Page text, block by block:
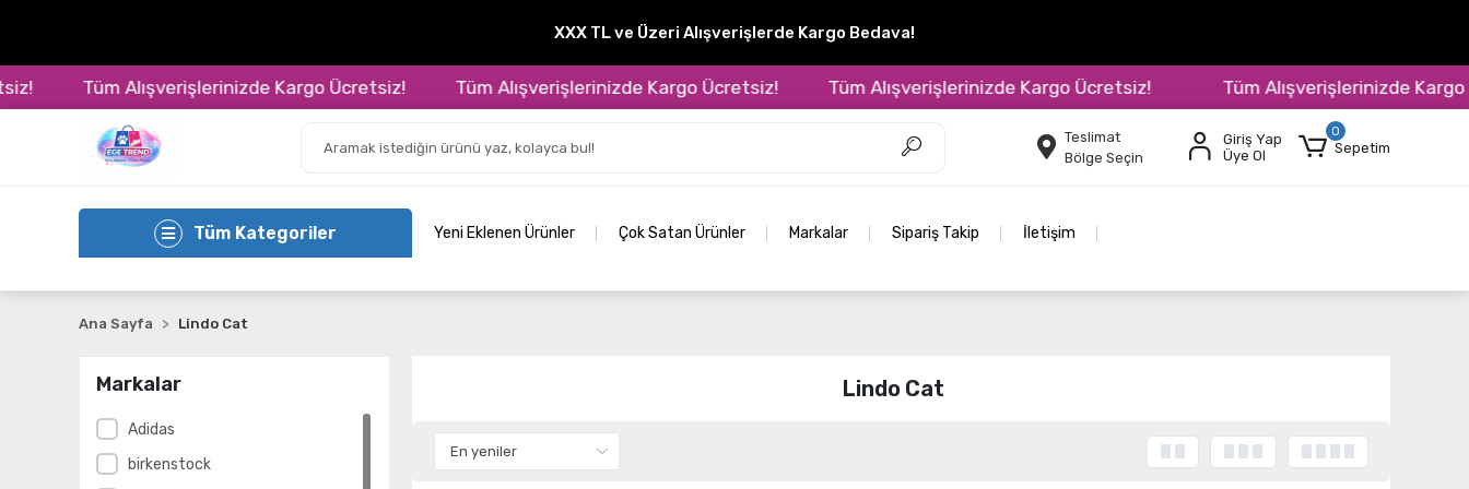
XXX TL ve Üzeri Alışverişlerde Kargo Bedava!
Tüm Alışverişlerinizde Kargo Ücretsiz! Tüm Alışverişlerinizde Kargo Ücretsiz! Tüm Alışverişlerinizde Kargo Ücretsiz! Tüm Alışverişlerinizde Kargo
Teslimat
Bölge Seçin
Giriş Yap
Üye Ol
0
Sepetim
Tüm Kategoriler Yeni Eklenen Ürünler Çok Satan Ürünler Markalar Sipariş Takip İletişim
Ana Sayfa Lindo Cat
Markalar
Adidas
birkenstock
Lindo Cat